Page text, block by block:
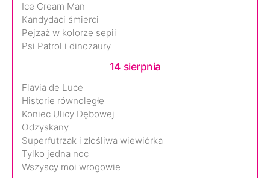
Ice Cream Man
Kandydaci śmierci
Pejzaż w kolorze sepii
Psi Patrol i dinozaury
14 sierpnia
Flavia de Luce
Historie równoległe
Koniec Ulicy Dębowej
Odzyskany
Superfutrzak i złośliwa wiewiórka
Tylko jedna noc
Wszyscy moi wrogowie